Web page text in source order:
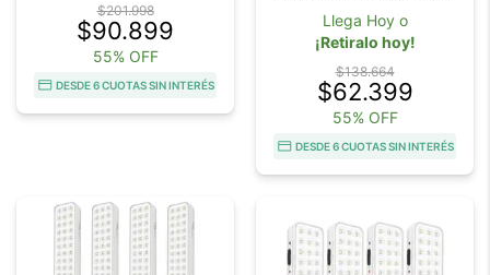
$201.998
$90.899
55% OFF
DESDE 6 CUOTAS SIN INTERÉS
Llega Hoy o
¡Retiralo hoy!
$138.664
$62.399
55% OFF
DESDE 6 CUOTAS SIN INTERÉS